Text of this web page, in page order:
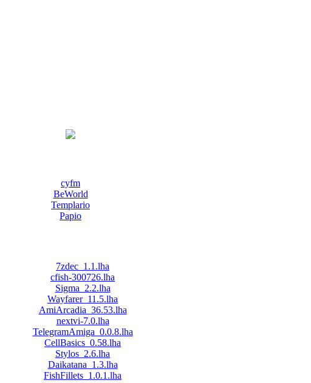
cyfm
BeWorld
Templario
Papio
7zdec_1.1.lha
cfish-300726.lha
Sigma_2.2.lha
Wayfarer_11.5.lha
AmiArcadia_36.53.lha
nextvi-7.0.lha
TelegramAmiga_0.0.8.lha
CellBasics_0.58.lha
Stylos_2.6.lha
Daikatana_1.3.lha
FishFillets_1.0.1.lha